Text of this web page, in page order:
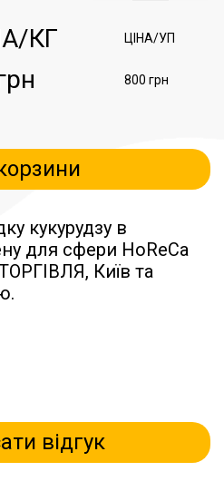
КГ ЦІНА/УП
800 грн
кукурудзу в
для сфери HoReCa
Київ та
відгук